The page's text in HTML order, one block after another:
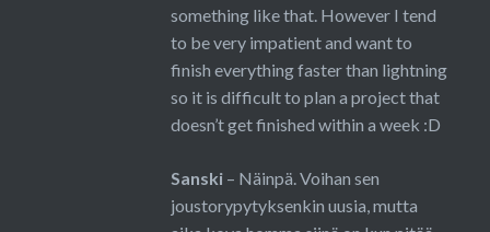
something like that. However I tend
to be very impatient and want to
finish everything faster than lightning
so it is difficult to plan a project that
doesn’t get finished within a week :D
Sanski– Näinpä. Voihan sen
joustorypytyksenkin uusia, mutta